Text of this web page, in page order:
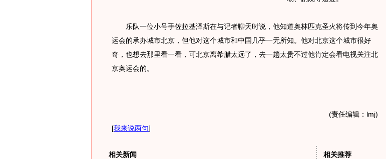
乐队一位小号手佐拉基泽斯在与记者聊天时说，他知道奥林匹克圣火将传到今年奥
运会的承办城市北京，但他对这个城市和中国几乎一无所知。他对北京这个城市很好
奇，也想去那里看一看，可北京离希腊太远了，去一趟太贵不过他肯定会看电视关注北
京奥运会的。
(责任编辑：lmj)
[我来说两句]
相关新闻
相关推荐